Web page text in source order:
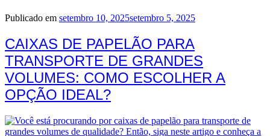
Publicado em setembro 10, 2025setembro 5, 2025
CAIXAS DE PAPELÃO PARA
TRANSPORTE DE GRANDES
VOLUMES: COMO ESCOLHER A
OPÇÃO IDEAL?